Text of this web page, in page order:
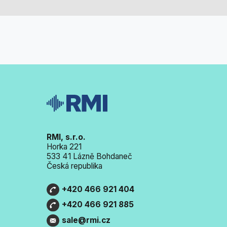
RMI, s.r.o.
Horka 221
533 41 Lázně Bohdaneč
Česká republika
+420 466 921 404
+420 466 921 885
sale@rmi.cz